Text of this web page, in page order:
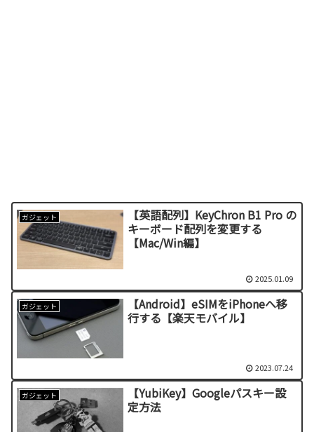
ガジェット
【英語配列】KeyChron B1 Pro の
キーボード配列を変更する
【Mac/Win編】
2025.01.09
ガジェット
【Android】eSIMをiPhoneへ移
行する【楽天モバイル】
2023.07.24
ガジェット
【YubiKey】Googleパスキー設
定方法